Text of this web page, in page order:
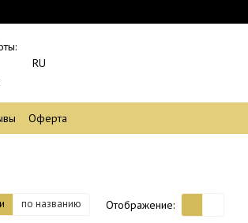
RU
Оферта
по названию Отображение: